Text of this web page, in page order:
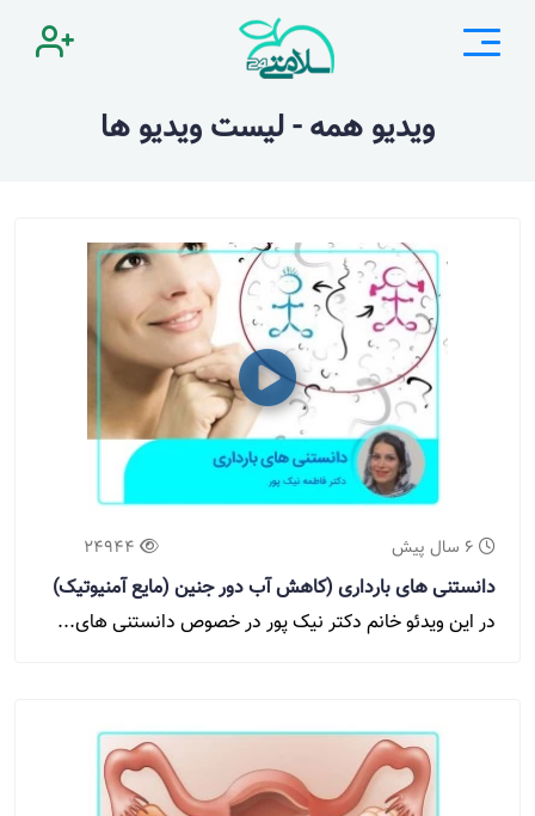
ویدیو همه - لیست ویدیو ها
6 سال پیش 24944
دانستنی های بارداری (کاهش آب دور جنین (مایع آمنیوتیک)
در این ویدئو خانم دکتر نیک پور در خصوص دانستنی های...